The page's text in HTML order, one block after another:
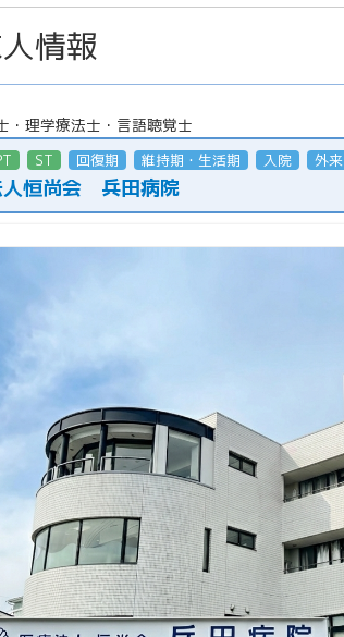
情報
・理学療法士・言語聴覚士
ST 回復期 維持期・生活期 入院 外来
人恒尚会 兵田病院